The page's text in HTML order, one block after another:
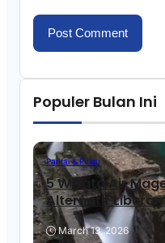
Populer Bulan Ini
Pantai & Pulau
5 Wisata Air
Alternatif
March 13, 2026